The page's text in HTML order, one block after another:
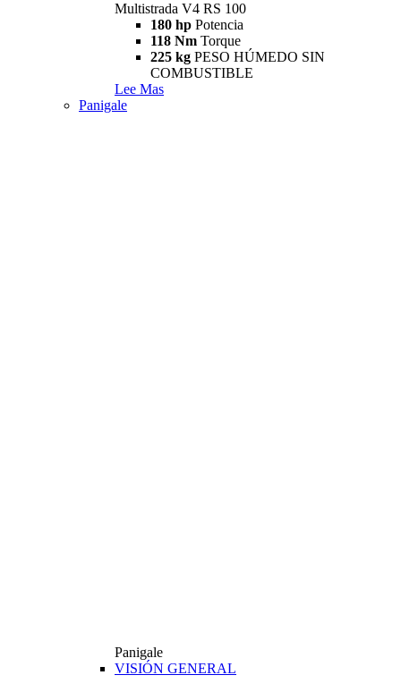
Multistrada V4 RS 100
180 hp Potencia
118 Nm Torque
225 kg PESO HÚMEDO SIN
COMBUSTIBLE
Lee Mas
Panigale
Panigale
VISIÓN GENERAL